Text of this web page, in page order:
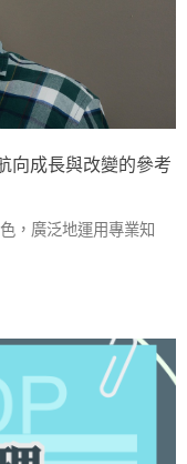
向成長與改變的參考
，廣泛地運用專業知